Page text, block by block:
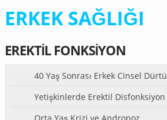
ERKEK SAĞLIĞI
EREKTIL FONKSIYON
40 Yaş Sonrası Erkek Cinsel Dürtü
Yetişkinlerde Erektil Disfonksiyon